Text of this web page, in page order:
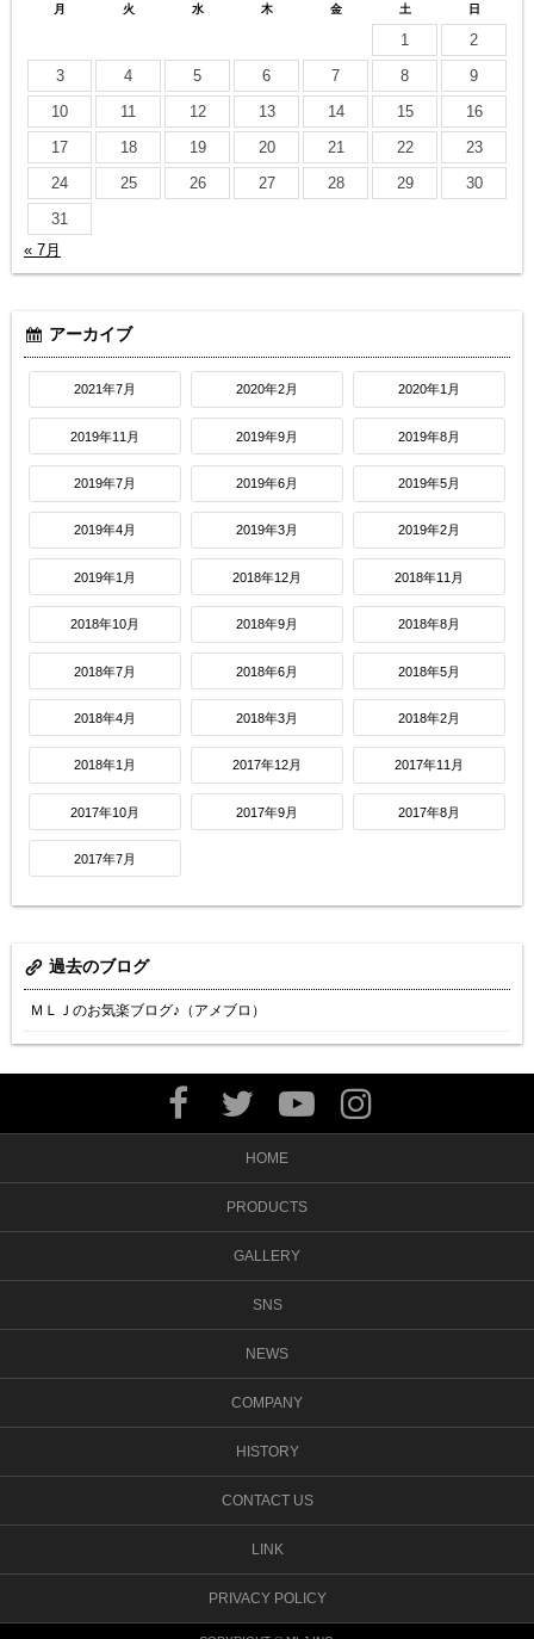
月 火 水 木 金 土 日
1
2
3
4 5 6 7 8
9
10
11 12 13 14 15
16
17
18 19 20 21 22
23
24
25 26 27 28 29
30
31
« 7月
アーカイブ
2021年7月 2020年2月 2020年1月
2019年11月 2019年9月 2019年8月
2019年7月 2019年6月 2019年5月
2019年4月 2019年3月 2019年2月
2019年1月 2018年12月 2018年11月
2018年10月 2018年9月 2018年8月
2018年7月 2018年6月 2018年5月
2018年4月 2018年3月 2018年2月
2018年1月 2017年12月 2017年11月
2017年10月 2017年9月 2017年8月
2017年7月
過去のブログ
ＭＬＪのお気楽ブログ♪（アメブロ）
HOME
PRODUCTS
GALLERY
SNS
NEWS
COMPANY
HISTORY
CONTACT US
LINK
PRIVACY POLICY